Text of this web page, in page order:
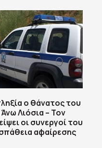
ο θάνατος του
Λιόσια – Τον
οι συνεργοί του
αφαίρεσης